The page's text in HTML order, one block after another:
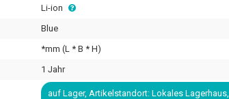
Li-ion
Blue
*mm (L * B * H)
1 Jahr
auf Lager, Artikelstandort: Lokales Lagerhaus,